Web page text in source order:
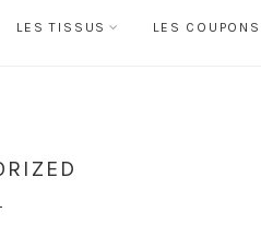
LES TISSUS LES COUPONS